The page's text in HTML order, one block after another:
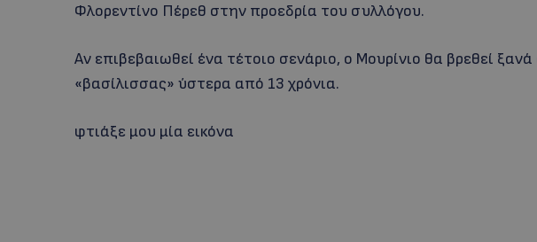
Φλορεντίνο Πέρεθ στην προεδρία του συλλόγου.
Αν επιβεβαιωθεί ένα τέτοιο σενάριο, ο Μουρίνιο θα βρεθεί
«βασίλισσας» ύστερα από 13 χρόνια.
φτιάξε μου μία εικόνα